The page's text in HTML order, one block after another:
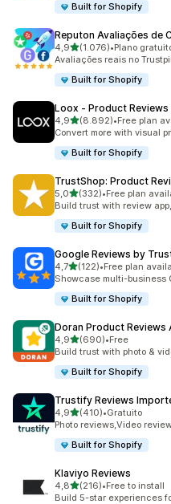
Built for Shopify
Reputon Avaliações de
4,9de 5 estrelas
(1.076)
1076 total de avaliações
•Plano
Avaliações reais no
Built for Shopify
Loox ‑ Product Reviews
4,9de 5 estrelas
(8.892)
8892 total de avaliações
•Free plan
Convert more with visual
Built for Shopify
TrustShop: Product
5,0de 5 estrelas
(332)
332 total de avaliações
•Free plan
Build trust with review
Built for Shopify
Google Reviews by
4,7de 5 estrelas
(122)
122 total de avaliações
•Free plan
Showcase multi-business
Built for Shopify
Doran Product Reviews
4,9de 5 estrelas
(690)
690 total de avaliações
•Free
Build trust with photo &
Built for Shopify
Trustify Reviews
4,9de 5 estrelas
(410)
410 total de avaliações
•Gratuito
Photo reviews,Video
Built for Shopify
Klaviyo Reviews
4,8de 5 estrelas
(216)
216 total de avaliações
•Free to install
Build 5-star experiences